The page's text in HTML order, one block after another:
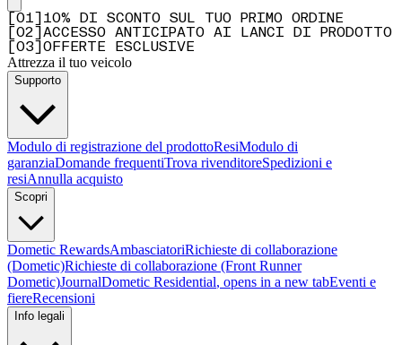
01
10% DI SCONTO SUL TUO PRIMO ORDINE
02
ACCESSO ANTICIPATO AI LANCI DI PRODOTTO
03 OFFERTE ESCLUSIVE
Attrezza il tuo veicolo
Supporto
Modulo di registrazione del prodottoResiModulo di
garanziaDomande frequentiTrova rivenditoreSpedizioni e
resiAnnulla acquisto
Scopri
Dometic RewardsAmbasciatoriRichieste di collaborazione
(Dometic)Richieste di collaborazione (Front Runner
Dometic)JournalDometic Residential, opens in a new tabEventi e
fiereRecensioni
Info legali